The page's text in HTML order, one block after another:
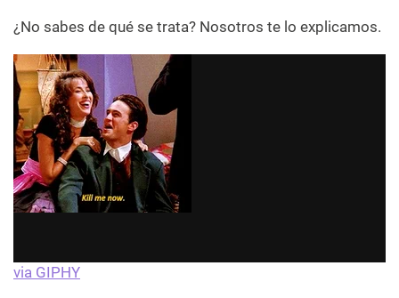
¿No sabes de qué se trata? Nosotros te lo explicamos.
via GIPHY